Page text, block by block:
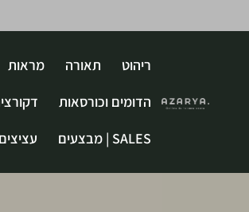
ריהוט תאורה מראות
הדומים וכורסאות
SALES | מבצעים
עציצים